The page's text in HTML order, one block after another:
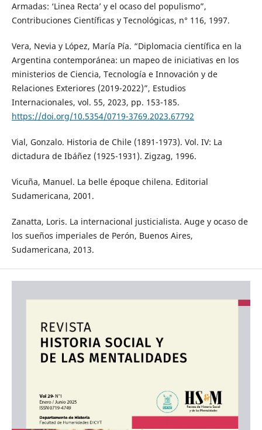
Armadas: ‘Linea Recta’ y el ocaso del populismo”,
Contribuciones Científicas y Tecnológicas, n° 116, 1997.
Vera, Nevia y López, María Pía. “Diplomacia científica en la
Argentina contemporánea: un mapeo de iniciativas en los
ministerios de Ciencia, Tecnología e Innovación y de
Relaciones Exteriores (2019-2022)”, Estudios
Internacionales, vol. 55, 2023, pp. 153-185.
https://doi.org/10.5354/0719-3769.2023.67792
Vial, Gonzalo. Historia de Chile (1891-1973). Vol. IV: La
dictadura de Ibáñez (1925-1931). Zigzag, 1996.
Vicuña, Manuel. La belle époque chilena. Editorial
Sudamericana, 2001.
Zanatta, Loris. La internacional justicialista. Auge y ocaso de
los sueños imperiales de Perón, Buenos Aires,
Sudamericana, 2013.